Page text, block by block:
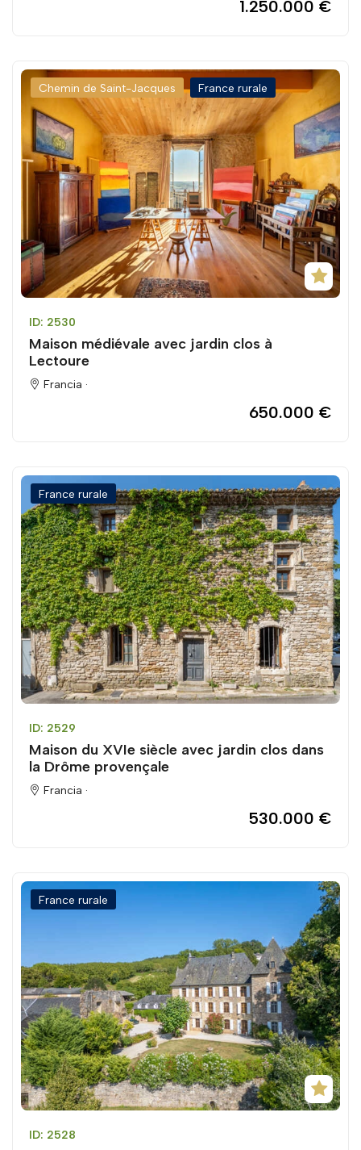
1.250.000 €
Chemin de Saint-Jacques France rurale
ID: 2530
Maison médiévale avec jardin clos à
Lectoure
Francia ·
650.000 €
France rurale
ID: 2529
Maison du XVIe siècle avec jardin clos dans
la Drôme provençale
Francia ·
530.000 €
France rurale
ID: 2528